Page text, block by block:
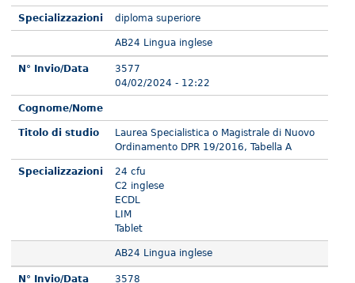
Specializzazioni diploma superiore
AB24 Lingua inglese
N° Invio/Data
3577
04/02/2024 - 12:22
Cognome/Nome
Titolo di studio
Laurea Specialistica o Magistrale di Nuovo
Ordinamento DPR 19/2016, Tabella A
Specializzazioni
24 cfu
C2 inglese
ECDL
LIM
Tablet
AB24 Lingua inglese
N° Invio/Data 3578